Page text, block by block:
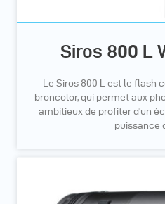
Siros 800 L
Le Siros 800 L est le flash
broncolor, qui permet aux
ambitieux de profiter d'un
puissance